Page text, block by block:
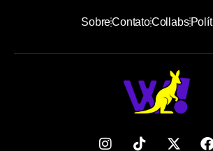
SobreContatoCollabs